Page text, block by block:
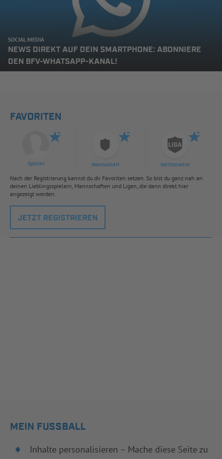
SOCIAL MEDIA
NEWS DIREKT AUF DEIN SMARTPHONE: ABONNIERE
DEN BFV-WHATSAPP-KANAL!
FAVORITEN
Spieler Mannschaft Wettbewerb
Nach der Registrierung kannst du dir Favoriten setzen. So bist du ganz nah an
deinen Lieblingsspielern, Mannschaften und Ligen, die dann direkt hier
angezeigt werden.
JETZT REGISTRIEREN
MEIN FUSSBALL
Inhalte personalisieren – Mache diese Seite zu